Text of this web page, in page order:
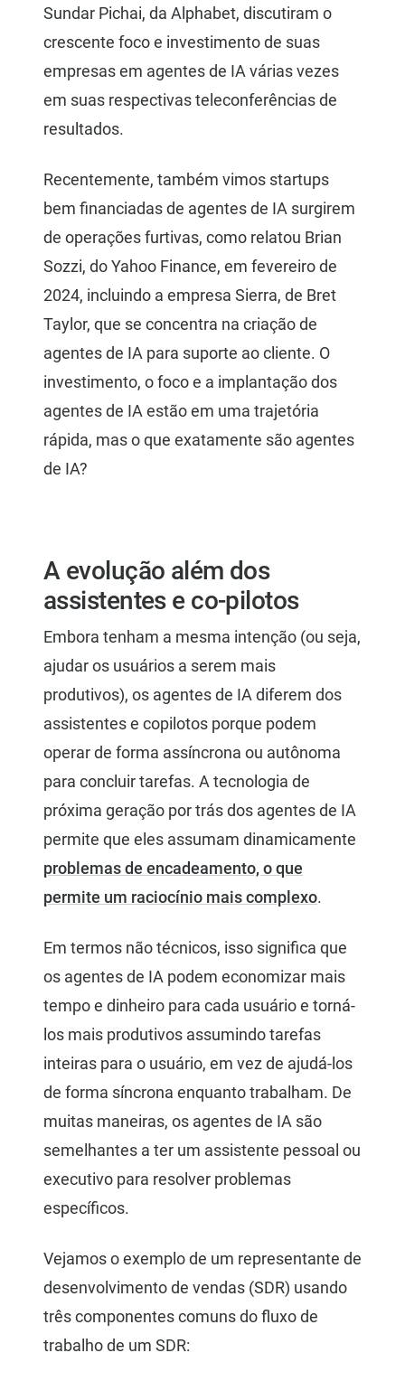
Sundar Pichai, da Alphabet, discutiram o
crescente foco e investimento de suas
empresas em agentes de IA várias vezes
em suas respectivas teleconferências de
resultados.
Recentemente, também vimos startups
bem financiadas de agentes de IA surgirem
de operações furtivas, como relatou Brian
Sozzi, do Yahoo Finance, em fevereiro de
2024, incluindo a empresa Sierra, de Bret
Taylor, que se concentra na criação de
agentes de IA para suporte ao cliente. O
investimento, o foco e a implantação dos
agentes de IA estão em uma trajetória
rápida, mas o que exatamente são agentes
de IA?
A evolução além dos
assistentes e co-pilotos
Embora tenham a mesma intenção (ou seja,
ajudar os usuários a serem mais
produtivos), os agentes de IA diferem dos
assistentes e copilotos porque podem
operar de forma assíncrona ou autônoma
para concluir tarefas. A tecnologia de
próxima geração por trás dos agentes de IA
permite que eles assumam dinamicamente
problemas de encadeamento, o que
permite um raciocínio mais complexo.
Em termos não técnicos, isso significa que
os agentes de IA podem economizar mais
tempo e dinheiro para cada usuário e torná-
los mais produtivos assumindo tarefas
inteiras para o usuário, em vez de ajudá-los
de forma síncrona enquanto trabalham. De
muitas maneiras, os agentes de IA são
semelhantes a ter um assistente pessoal ou
executivo para resolver problemas
específicos.
Vejamos o exemplo de um representante de
desenvolvimento de vendas (SDR) usando
três componentes comuns do fluxo de
trabalho de um SDR: